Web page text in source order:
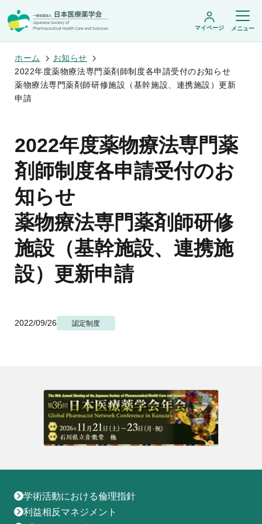
設立趣旨・活動概要
沿革・あゆみ
組織・名簿
委員会
規程・細則
情報公開
学会概要
薬剤師業務に関する情報提供
開催予定のイベント一覧
年会
医療薬学公開シンポジウム
フレッシャーズ・カンファランス
臨床研究セミナー
薬物療法集中講義
がん専門薬剤師集中教育講座
がん専門薬剤師全体会議
がん専門薬剤師アドバンスト研修会
症例関連セミナー
その他の主催イベント
共催・後援イベント
学術誌・書籍
医療薬学
JPHCS（英文誌）
出版書籍
専門薬剤師制度
専門薬剤師制度トップ
医療薬学専門薬剤師制度
がん専門薬剤師制度
薬物療法専門薬剤師制度
地域薬学ケア専門薬剤師制度
調査研究・学会賞・海外研修
調査研究
学会賞
海外研修
他団体との連携協力
他団体との連携協力トップ
会員限定情報
マイページ
入会・各種手続き
マイページ メニュー
ホーム
お知らせ
2022年度薬物療法専門薬剤師制度各申請受付のお知らせ
薬物療法専門薬剤師研修施設（基幹施設、連携施設）更新
申請
2022年度薬物療法専門薬
剤師制度各申請受付のお
知らせ
薬物療法専門薬剤師研修
施設（基幹施設、連携施
設）更新申請
2022/09/26 認定制度
学術活動における倫理指針
利益相反マネジメント